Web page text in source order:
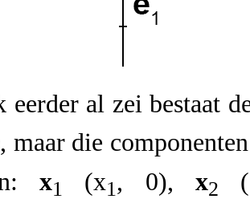
eerder al zei bestaat
maar die
x1 (x1, 0), x2